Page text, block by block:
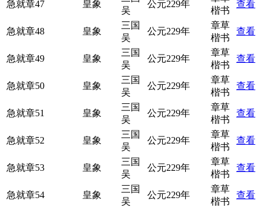
急就章47 皇象
吴
公元229年
楷书
查看
急就章48 皇象
三国
吴
公元229年
章草
楷书
查看
急就章49 皇象
三国
吴
公元229年
章草
楷书
查看
急就章50 皇象
三国
吴
公元229年
章草
楷书
查看
急就章51 皇象
三国
吴
公元229年
章草
楷书
查看
急就章52 皇象
三国
吴
公元229年
章草
楷书
查看
急就章53 皇象
三国
吴
公元229年
章草
楷书
查看
急就章54 皇象
三国
吴
公元229年
章草
楷书
查看